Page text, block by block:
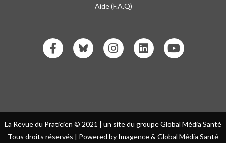
Aide (F.A.Q)
La Revue du Praticien © 2021 | un site du groupe Global Média Santé
Tous droits réservés | Powered by Imagence & Global Média Santé